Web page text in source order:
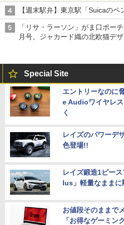
【週末駅弁】東京駅「Suicaのペ
「リサ・ラーソン」がま口ポー
月号。ジャカード織の北欧猫デ
Special Site
エントリーなのに
e Audioワイヤレ
く
レイズのパワーデ
色登場!!
レイズ鍛造1ピー
lus」軽量なままに
お値段そのままで
「お得なゲーミン